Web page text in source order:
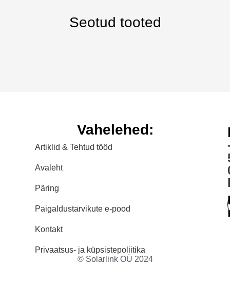
Seotud tooted
Vahelehed:
Artiklid & Tehtud tööd
Avaleht
Päring
Paigaldustarvikute e-pood
Kontakt
Privaatsus- ja küpsistepoliitika
© Solarlink OÜ 2024